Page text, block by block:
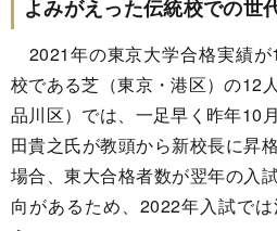
よみがえった伝統校での世
2021年の東京大学合格実績
校である芝（東京・港区）の12
品川区）では、一足早く昨年10
田貴之氏が教頭から新校長に昇
場合、東大合格者数が翌年の入
向があるため、2022年入試で